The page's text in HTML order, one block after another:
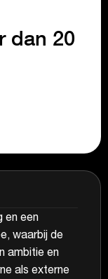
dan 20
en een
waarbij de
ambitie en
als externe